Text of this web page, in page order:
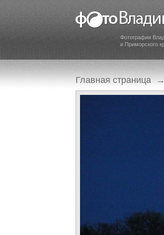
Фотографии
и Приморского
Главная страница →